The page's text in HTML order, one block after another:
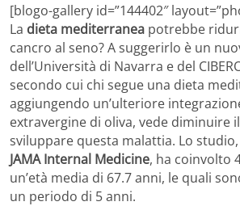
[blogo-gallery id=”144402″
La dieta mediterranea potrebbe
cancro al seno? A suggerirlo è un
dell’Università di Navarra e del
secondo cui chi segue una dieta
aggiungendo un’ulteriore
extravergine di oliva, vede diminuire
sviluppare questa malattia. Lo
JAMA Internal Medicine, ha coinvolto
un’età media di 67.7 anni, le quali
un periodo di 5 anni.